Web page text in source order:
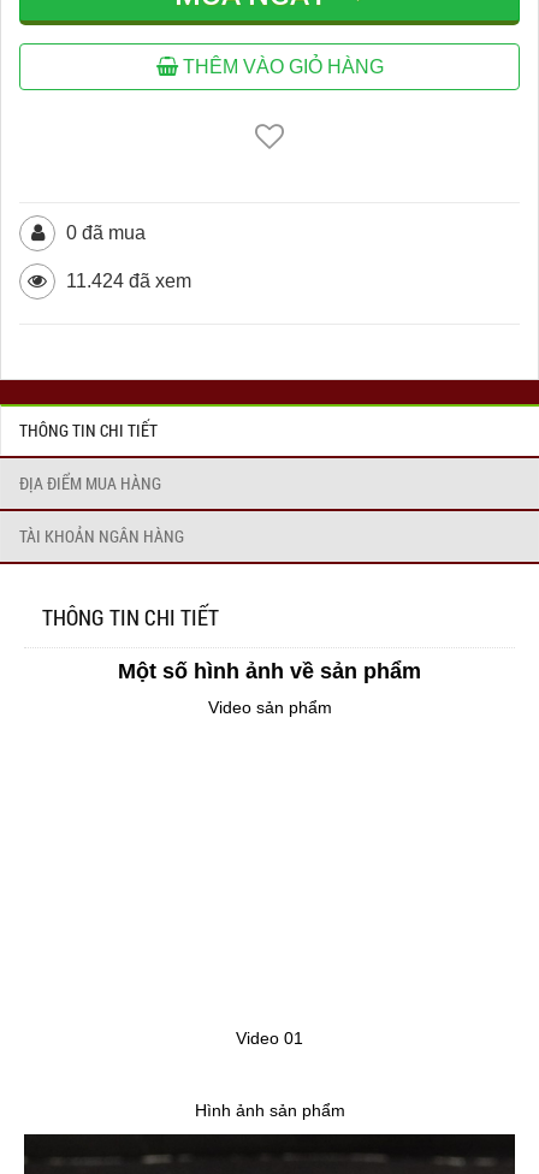
THÊM VÀO GIỎ HÀNG
0 đã mua
11.424 đã xem
THÔNG TIN CHI TIẾT
ĐỊA ĐIỂM MUA HÀNG
TÀI KHOẢN NGÂN HÀNG
THÔNG TIN CHI TIẾT
Một số hình ảnh về sản phẩm
Video sản phẩm
Video 01
Hình ảnh sản phẩm